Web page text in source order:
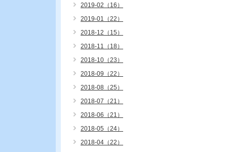
2019-02（16）
2019-01（22）
2018-12（15）
2018-11（18）
2018-10（23）
2018-09（22）
2018-08（25）
2018-07（21）
2018-06（21）
2018-05（24）
2018-04（22）